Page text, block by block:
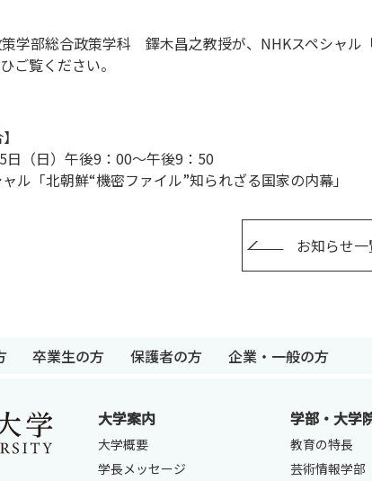
学部総合政策学科 鐸木昌之教授が、NHKスペシャル
ご覧ください。
日（日）午後9：00～午後9：50
ル「北朝鮮“機密ファイル”知られざる国家の内幕」
お知らせ
卒業生の方 保護者の方 企業・一般の方
大学案内
大学概要
学長メッセージ
学部・大学
教育の特長
芸術情報学部